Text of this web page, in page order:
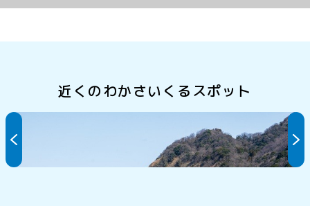
近くのわかさいくるスポット